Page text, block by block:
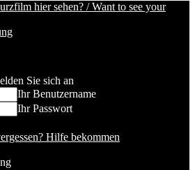
hier sehen? / Want to see your
Sie sich an
Ihr Benutzername
Ihr Passwort
Hilfe bekommen